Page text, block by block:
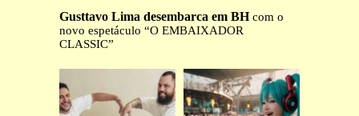
Gusttavo Lima desembarca em BHcom o
novo espetáculo “O EMBAIXADOR
CLASSIC”